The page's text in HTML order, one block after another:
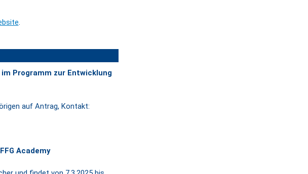
.
im Programm zur Entwicklung
auf Antrag, Kontakt:
Academy